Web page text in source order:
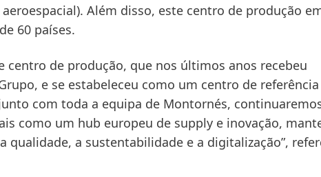
Além disso, este centro de produção
60 países.
de produção, que nos últimos anos recebeu
e se estabeleceu como um centro de referência
com toda a equipa de Montornés,
como um hub europeu de supply e inovação,
qualidade, a sustentabilidade e a digitalização”,